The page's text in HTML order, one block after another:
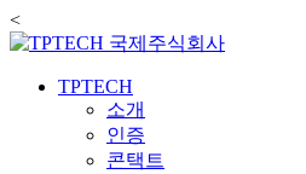
<
TPTECH
소개
인증
콘택트